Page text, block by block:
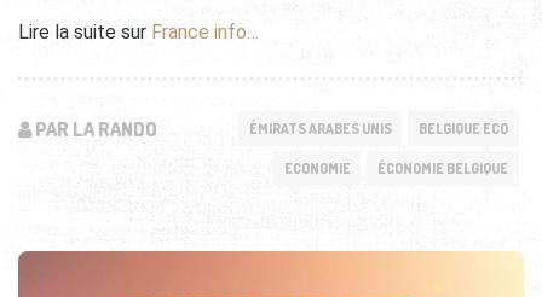
Lire la suite sur France info…
PAR LA RANDO ÉMIRATS ARABES UNIS BELGIQUE ECO
ECONOMIE ÉCONOMIE BELGIQUE